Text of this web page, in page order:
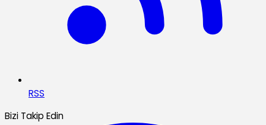
RSS
Bizi Takip Edin